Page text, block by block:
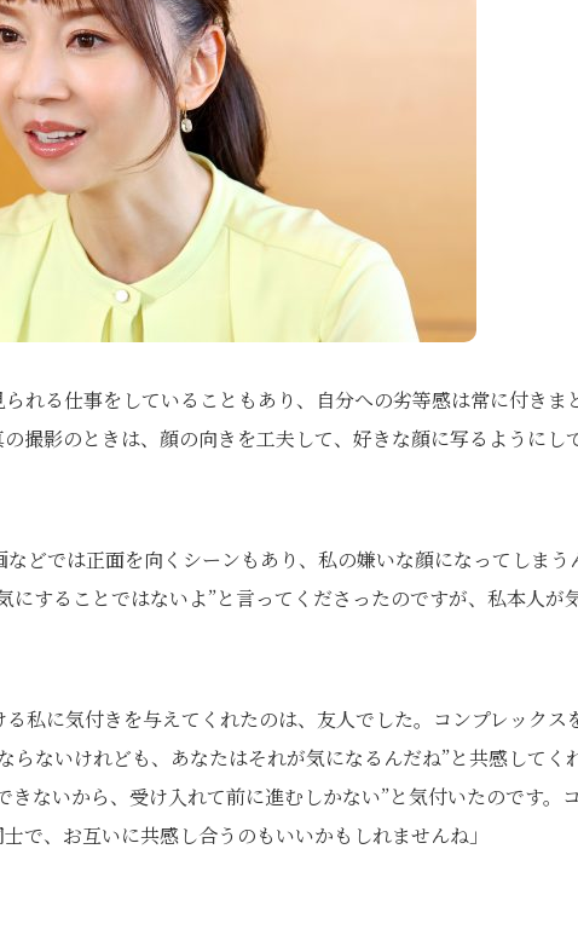
れる仕事をしていることもあり、自分への劣等感は常に付きま
撮影のときは、顔の向きを工夫して、好きな顔に写るようにし
どでは正面を向くシーンもあり、私の嫌いな顔になってしまう
することではないよ”と言ってくださったのですが、私本人が
私に気付きを与えてくれたのは、友人でした。コンプレックス
らないけれども、あなたはそれが気になるんだね”と共感してく
ないから、受け入れて前に進むしかない”と気付いたのです。コ
で、お互いに共感し合うのもいいかもしれませんね」